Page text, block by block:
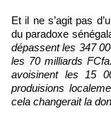
Et il ne s’agit pas
du paradoxe
dépassent les 347
les 70 milliards
avoisinent les 15
produisions
cela changerait la